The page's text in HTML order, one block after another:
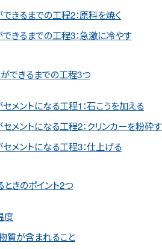
きるまでの工程2：原料を焼く
できるまでの工程3：急激に冷やす
できるまでの工程3つ
メントになる工程1：石こうを加える
メントになる工程2：クリンカーを粉砕
メントになる工程3：仕上げる
きのポイント2つ
度
質が含まれること